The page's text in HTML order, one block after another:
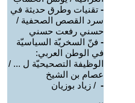
- تقنيات وطرق حديثة في
سرد القصص الصحفية /
حسني رفعت حسني
- فنّ السخريّة السياسيّة
في الوطن العربي:
الوظيفة التصحيحيّة ل ... /
عصام بن الشيخ
- ‏ / زياد بوزيان